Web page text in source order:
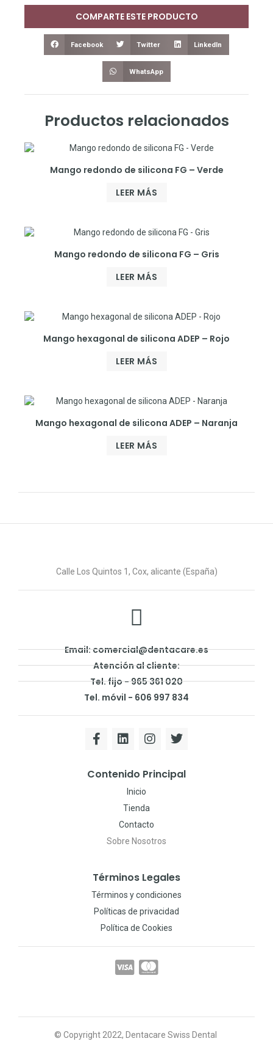
COMPARTE ESTE PRODUCTO
Facebook Twitter LinkedIn
WhatsApp
Productos relacionados
Mango redondo de silicona FG – Verde
LEER MÁS
Mango redondo de silicona FG – Gris
LEER MÁS
Mango hexagonal de silicona ADEP – Rojo
LEER MÁS
Mango hexagonal de silicona ADEP – Naranja
LEER MÁS
Calle Los Quintos 1, Cox, alicante (España)
Email: comercial@dentacare.es
Atención al cliente:
Tel. fijo - 965 361 020
Tel. móvil - 606 997 834
Contenido Principal
Inicio
Tienda
Contacto
Sobre Nosotros
Términos Legales
Términos y condiciones
Políticas de privacidad
Política de Cookies
© Copyright 2022, Dentacare Swiss Dental